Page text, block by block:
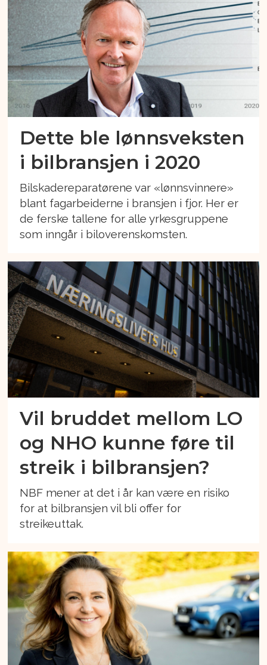
Dette ble lønnsveksten
i bilbransjen i 2020
Bilskadereparatørene var «lønnsvinnere»
blant fagarbeiderne i bransjen i fjor. Her er
de ferske tallene for alle yrkesgruppene
som inngår i biloverenskomsten.
Vil bruddet mellom LO
og NHO kunne føre til
streik i bilbransjen?
NBF mener at det i år kan være en risiko
for at bilbransjen vil bli offer for
streikeuttak.